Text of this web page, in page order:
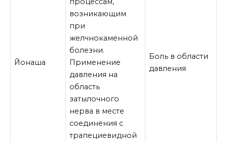
Йонаша
возникающим
при
желчнокаменной
болезни.
Применение
давления на
область
затылочного
нерва в месте
соединения с
трапециевидной
Боль в области
давления